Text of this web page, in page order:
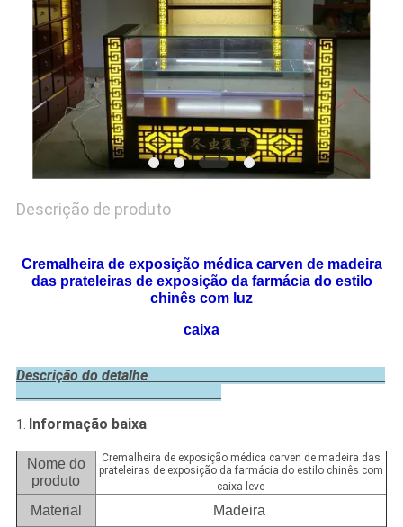
PRIVACY
POLICY
Descrição de produto
Cremalheira de exposição médica carven de madeira
das prateleiras de exposição da farmácia do estilo
chinês com luz
caixa
Descrição do detalhe
1. Informação baixa
Nome do
produto
Cremalheira de exposição médica carven de madeira das
prateleiras de exposição da farmácia do estilo chinês com
caixa leve
Material Madeira